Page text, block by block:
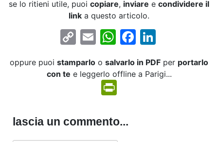
se lo ritieni utile, puoi copiare, inviare e condividere il
link a questo articolo.
Copy
Link
EmailWhatsAppFacebookLinkedIn
oppure puoi stamparlo o salvarlo in PDF per portarlo
con te e leggerlo offline a Parigi...
lascia un commento...